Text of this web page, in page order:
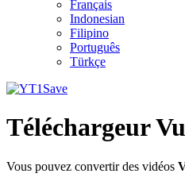
Français
Indonesian
Filipino
Português
Türkçe
Téléchargeur
Vous pouvez convertir des vidéos